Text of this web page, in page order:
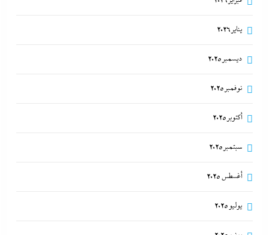
يناير 2026
ديسمبر 2025
نوفمبر 2025
أكتوبر 2025
سبتمبر 2025
أغسطس 2025
يوليو 2025